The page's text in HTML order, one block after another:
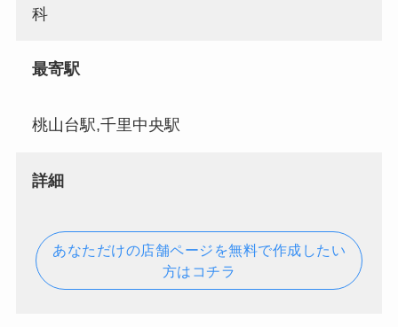
科
最寄駅
桃山台駅,千里中央駅
詳細
あなただけの店舗ページを無料で作成したい
方はコチラ